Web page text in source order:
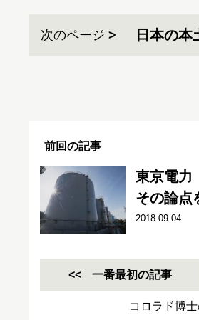
次のページ 日本の
前回の記事
東京電力
その論点
2018.09.04
一番最初の記事
コロラド博